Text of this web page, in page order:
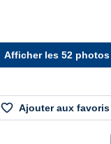
Afficher les 52 photos
favorite_border Ajouter aux favoris